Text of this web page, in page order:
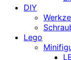
DIY
Lego